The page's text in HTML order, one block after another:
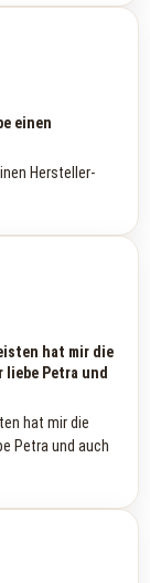
einen
Hersteller-
hat mir die
Petra und
hat mir die
Petra und auch